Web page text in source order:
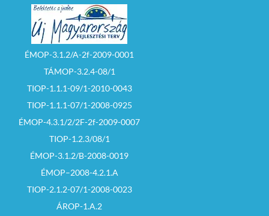
ÉMOP-3.1.2/A-2f-2009-0001
TÁMOP-3.2.4-08/1
TIOP-1.1.1-09/1-2010-0043
TIOP-1.1.1-07/1-2008-0925
ÉMOP-4.3.1/2/2F-2f-2009-0007
TIOP-1.2.3/08/1
ÉMOP-3.1.2/B-2008-0019
ÉMOP–2008-4.2.1.A
TIOP-2.1.2-07/1-2008-0023
ÁROP-1.A.2